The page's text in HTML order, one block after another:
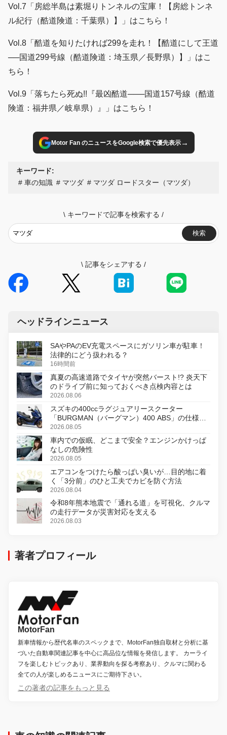
Vol.7「房総半島は素堀りトンネルの宝庫！【房総トンネ
ル紀行（酷道険道：千葉県）】」はこちら！
Vol.8「酷道を知りたければ299を走れ！【酷道にして王道
──国道299号線（酷道険道：埼玉県／長野県）】」はこ
ちら！
Vol.9「落ちたら死ぬ!!『最凶酷道───国道157号線（酷道
険道：福井県／岐阜県）』」はこちら！
Motor Fan のニュースをGoogle検索で優先表示→
キーワード:
車の知識
マツダ マツダ ロードスター（マツダ）
\ キーワードで記事を検索する /
検索
\ 記事をシェアする /
ヘッドラインニュース
SAやPAのEV充電スペースにガソリン車が駐車！
法律的にどう扱われる？
16時間前
真夏の高速道路でタイヤが突然バースト!? 炎天下
のドライブ前に知っておくべき点検内容とは
2026.08.06
スズキの400ccラグジュアリースクーター
「BURGMAN（バーグマン）400 ABS」の仕様を
変更し、8月18日に発売
2026.08.05
車内での仮眠、どこまで安全？エンジンかけっぱ
なしの危険性
2026.08.05
エアコンをつけたら酸っぱい臭いが…目的地に着
く「3分前」のひと工夫でカビを防ぐ方法
2026.08.04
令和8年熊本地震で「通れる道」を可視化、クルマ
の走行データが災害対応を支える
2026.08.03
著者プロフィール
MotorFan
新車情報から歴代名車のスペックまで、MotorFan独自取材と分析に基
づいた自動車関連記事を中心に高品位な情報を発信します。 カーライ
フを楽しむトピックあり、業界動向を探る考察あり、クルマに関わる
全ての人が楽しめるニュースにご期待下さい。
この著者の記事をもっと見る